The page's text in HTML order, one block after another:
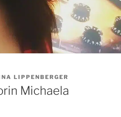
LIPPENBERGER
Michaela